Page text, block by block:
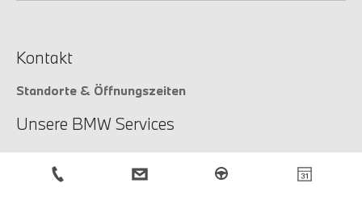
Kontakt
Standorte & Öffnungszeiten
Unsere BMW Services
Unsere Services
Service-Anfrage